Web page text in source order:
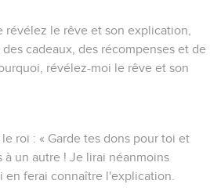
révélez le rêve et son explication,
cadeaux, des récompenses et de
révélez-moi le rêve et son
roi : « Garde tes dons pour toi et
à un autre ! Je lirai néanmoins
en ferai connaître l'explication.